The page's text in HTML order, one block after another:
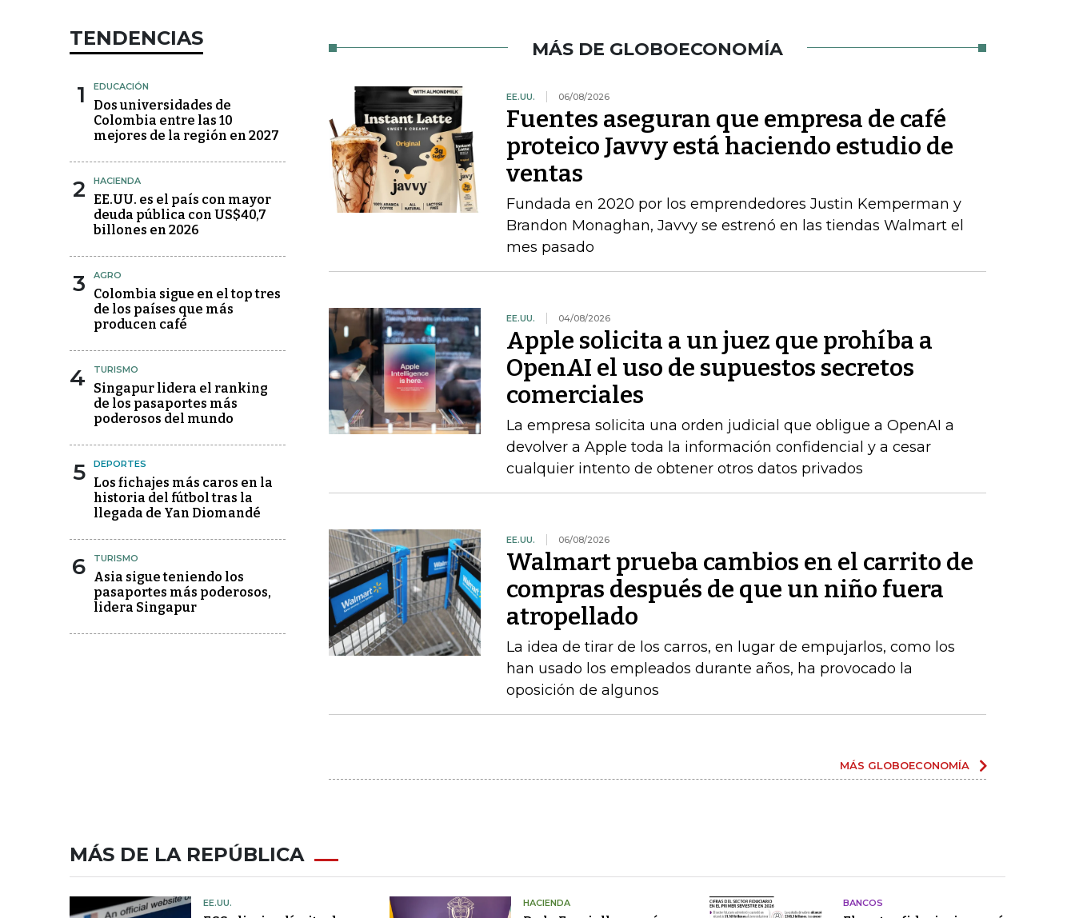
TENDENCIAS
1 EDUCACIÓN
Dos universidades de
Colombia entre las 10
mejores de la región en 2027
2 HACIENDA
EE.UU. es el país con mayor
deuda pública con US$40,7
billones en 2026
3 AGRO
Colombia sigue en el top tres
de los países que más
producen café
4 TURISMO
Singapur lidera el ranking
de los pasaportes más
poderosos del mundo
5 DEPORTES
Los fichajes más caros en la
historia del fútbol tras la
llegada de Yan Diomandé
6 TURISMO
Asia sigue teniendo los
pasaportes más poderosos,
lidera Singapur
MÁS DE GLOBOECONOMÍA
EE.UU. 06/08/2026
Fuentes aseguran que empresa de café
proteico Javvy está haciendo estudio de
ventas
Fundada en 2020 por los emprendedores Justin Kemperman y
Brandon Monaghan, Javvy se estrenó en las tiendas Walmart el
mes pasado
EE.UU. 04/08/2026
Apple solicita a un juez que prohíba a
OpenAI el uso de supuestos secretos
comerciales
La empresa solicita una orden judicial que obligue a OpenAI a
devolver a Apple toda la información confidencial y a cesar
cualquier intento de obtener otros datos privados
EE.UU. 06/08/2026
Walmart prueba cambios en el carrito de
compras después de que un niño fuera
atropellado
La idea de tirar de los carros, en lugar de empujarlos, como los
han usado los empleados durante años, ha provocado la
oposición de algunos
MÁS GLOBOECONOMÍA
MÁS DE LA REPÚBLICA
EE.UU. HACIENDA BANCOS